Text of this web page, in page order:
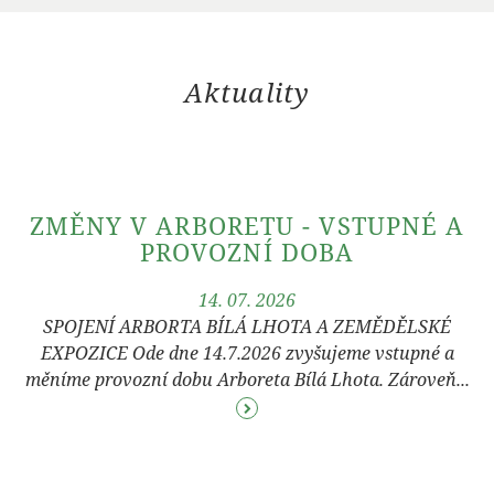
Aktuality
ZMĚNY V ARBORETU - VSTUPNÉ A
PROVOZNÍ DOBA
14. 07. 2026
SPOJENÍ ARBORTA BÍLÁ LHOTA A ZEMĚDĚLSKÉ
EXPOZICE Ode dne 14.7.2026 zvyšujeme vstupné a
měníme provozní dobu Arboreta Bílá Lhota. Zároveň...